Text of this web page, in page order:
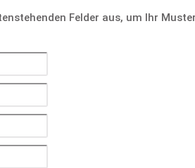
Felder aus, um Ihr